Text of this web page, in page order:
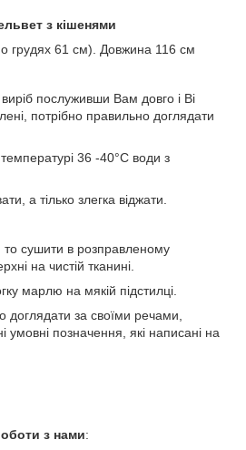
з кішенями
грудях 61 см). Довжина 116 см
послуживши Вам довго і Ві
потрібно правильно доглядати
36 -40°С води з
а тілько злегка віджати.
то сушити в розправленому
на чистій тканині.
марлю на мякій підстилці.
за своїми речами,
умовні позначення, які написані на
з нами: